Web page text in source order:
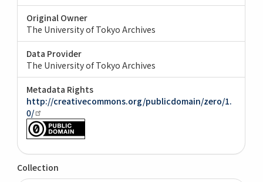
Original Owner
The University of Tokyo Archives
Data Provider
The University of Tokyo Archives
Metadata Rights
http://creativecommons.org/publicdomain/zero/1.
0/
Collection